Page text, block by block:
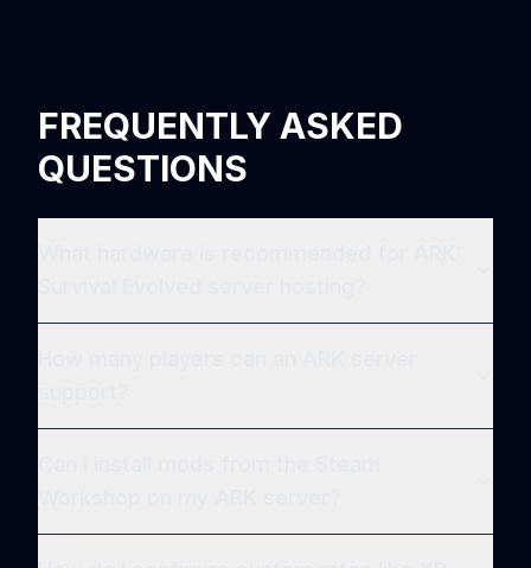
FREQUENTLY ASKED
QUESTIONS